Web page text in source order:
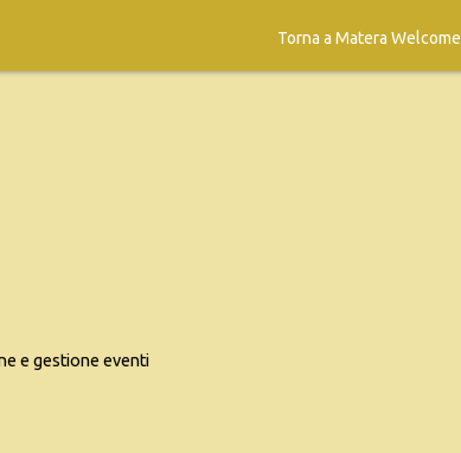
Torna a Matera Welcome
e gestione eventi